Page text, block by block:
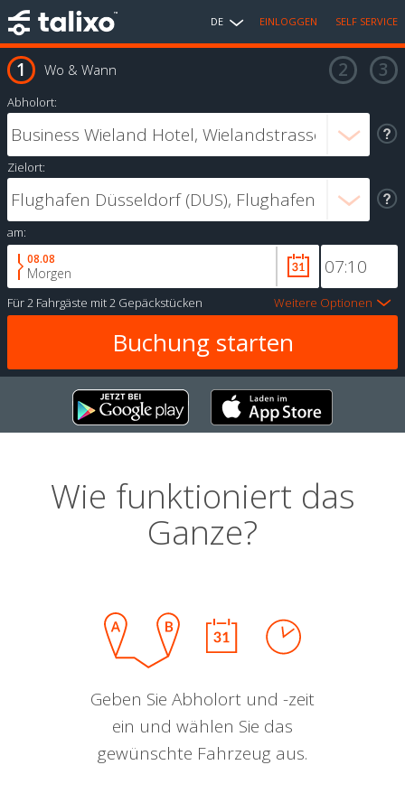
DE EINLOGGEN SELF SERVICE
Wo & Wann
Abholort:
Zielort:
am:
08.08
Morgen
Für2 Fahrgäste mit2 Gepäckstücken Weitere Optionen
Wie funktioniert das
Ganze?
Geben Sie Abholort und -zeit
ein und wählen Sie das
gewünschte Fahrzeug aus.